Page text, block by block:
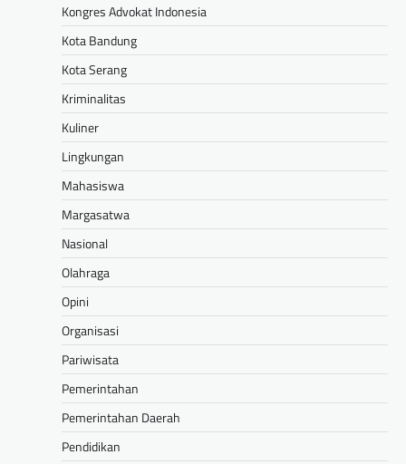
Kongres Advokat Indonesia
Kota Bandung
Kota Serang
Kriminalitas
Kuliner
Lingkungan
Mahasiswa
Margasatwa
Nasional
Olahraga
Opini
Organisasi
Pariwisata
Pemerintahan
Pemerintahan Daerah
Pendidikan